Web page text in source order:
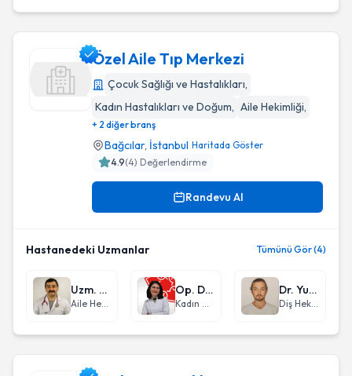
Özel Aile Tıp Merkezi
Özel Aile Tıp Merkezi
Çocuk Sağlığı ve Hastalıkları,
Kadın Hastalıkları ve Doğum, Aile Hekimliği,
+ 2 diğer branş
Bağcılar, İstanbul Haritada Göster
4.9(4) Değerlendirme
Randevu Al
Hastanedeki Uzmanlar Tümünü Gör (4)
Uzm. Dr. Hakan Yalman
Aile Hekimliği
Op. Dr. Mehriban Musayeva
Kadın Hastalıkları ve Doğum
Dr. Yunus Emre Tümer
Diş Hekimi